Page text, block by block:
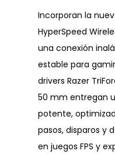
Incorporan la
HyperSpeed
una conexión
estable para
drivers Razer
50 mm entregan
potente,
pasos, disparos y
en juegos FPS y